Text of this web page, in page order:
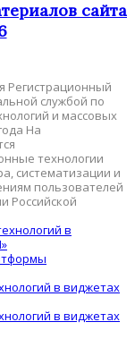
сайта
Регистрационный
службой по
и массовых
На
технологии
систематизации и
пользователей
Российской
в
в виджетах
в виджетах